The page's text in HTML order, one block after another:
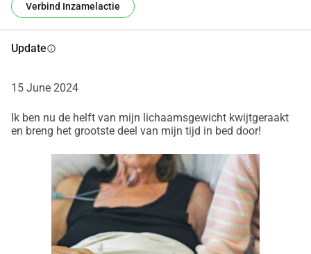
Verbind Inzamelactie
Updateinfo
15 June 2024
Ik ben nu de helft van mijn lichaamsgewicht kwijtgeraakt
en breng het grootste deel van mijn tijd in bed door!